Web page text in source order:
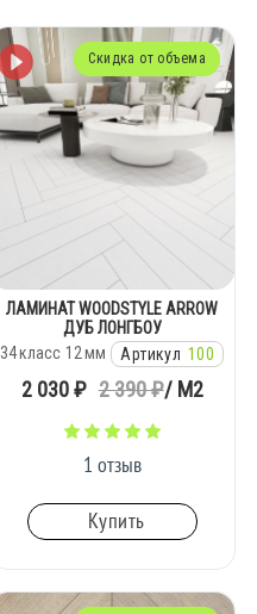
Скидка от объема
ЛАМИНАТ WOODSTYLE ARROW
ДУБ ЛОНГБОУ
Артикул 100
класс
34 мм
12
2 030 ₽ 2 390 ₽/ М2
1 отзыв
Купить